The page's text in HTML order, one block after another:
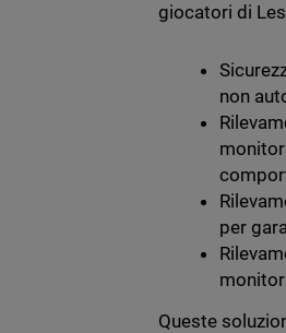
giocatori di
non
per
Queste